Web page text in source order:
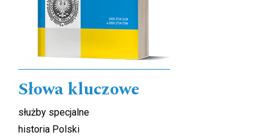
Słowa kluczowe
służby specjalne
historia Polski